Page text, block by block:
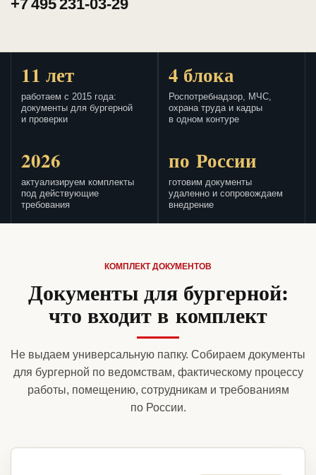
+7 495 231-03-29
11 лет
работаем с 2015 года:
документы для бургерной
и проверки
4 блока
Роспотребнадзор, МЧС,
охрана труда и кадры
в одном контуре
2026
актуализируем комплекты
под действующие
требования
по России
готовим документы
удаленно и сопровождаем
внедрение
КОМПЛЕКТ ДОКУМЕНТОВ
Документы для бургерной:
что входит в комплект
Не выдаем универсальную папку. Собираем документы
для бургерной по ведомствам, фактическому процессу
работы, помещению, сотрудникам и требованиям
по России.